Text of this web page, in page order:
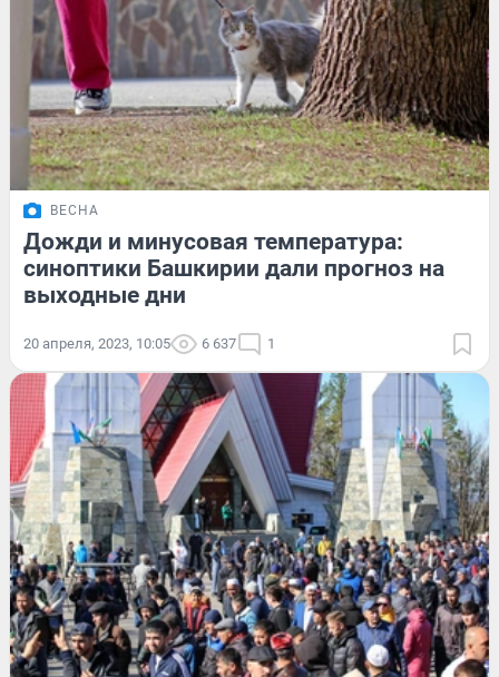
ВЕСНА
Дожди и минусовая температура:
синоптики Башкирии дали прогноз на
выходные дни
20 апреля, 2023, 10:05 6 637 1